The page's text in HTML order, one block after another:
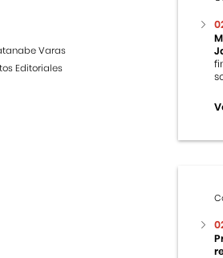
Varas
Editoriales